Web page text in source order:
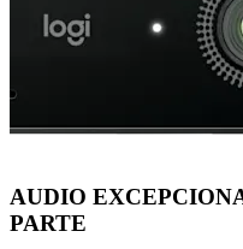
AUDIO
PARTE